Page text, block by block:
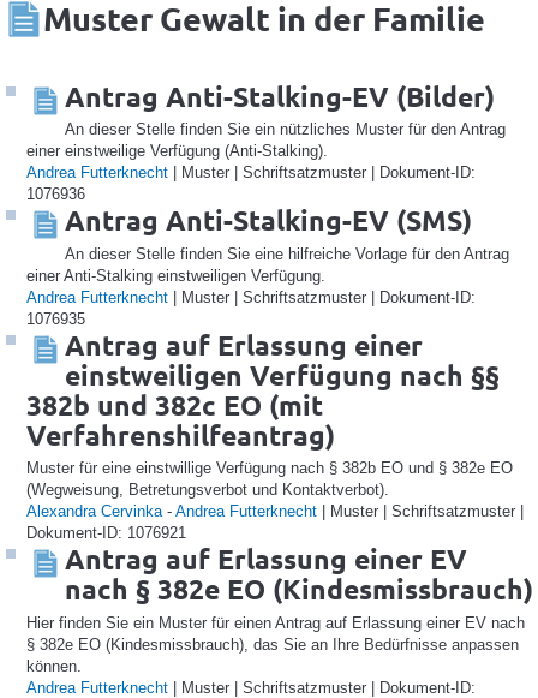
Muster Gewalt in der Familie
Antrag Anti-Stalking-EV (Bilder)
An dieser Stelle finden Sie ein nützliches Muster für den Antrag
einer einstweilige Verfügung (Anti-Stalking).
Andrea Futterknecht | Muster | Schriftsatzmuster | Dokument-ID:
1076936
Antrag Anti-Stalking-EV (SMS)
An dieser Stelle finden Sie eine hilfreiche Vorlage für den Antrag
einer Anti-Stalking einstweiligen Verfügung.
Andrea Futterknecht | Muster | Schriftsatzmuster | Dokument-ID:
1076935
Antrag auf Erlassung einer
einstweiligen Verfügung nach §§
382b und 382c EO (mit
Verfahrenshilfeantrag)
Muster für eine einstwillige Verfügung nach § 382b EO und § 382e EO
(Wegweisung, Betretungsverbot und Kontaktverbot).
Alexandra Cervinka-Andrea Futterknecht | Muster | Schriftsatzmuster |
Dokument-ID: 1076921
Antrag auf Erlassung einer EV
nach § 382e EO (Kindesmissbrauch)
Hier finden Sie ein Muster für einen Antrag auf Erlassung einer EV nach
§ 382e EO (Kindesmissbrauch), das Sie an Ihre Bedürfnisse anpassen
können.
Andrea Futterknecht | Muster | Schriftsatzmuster | Dokument-ID: